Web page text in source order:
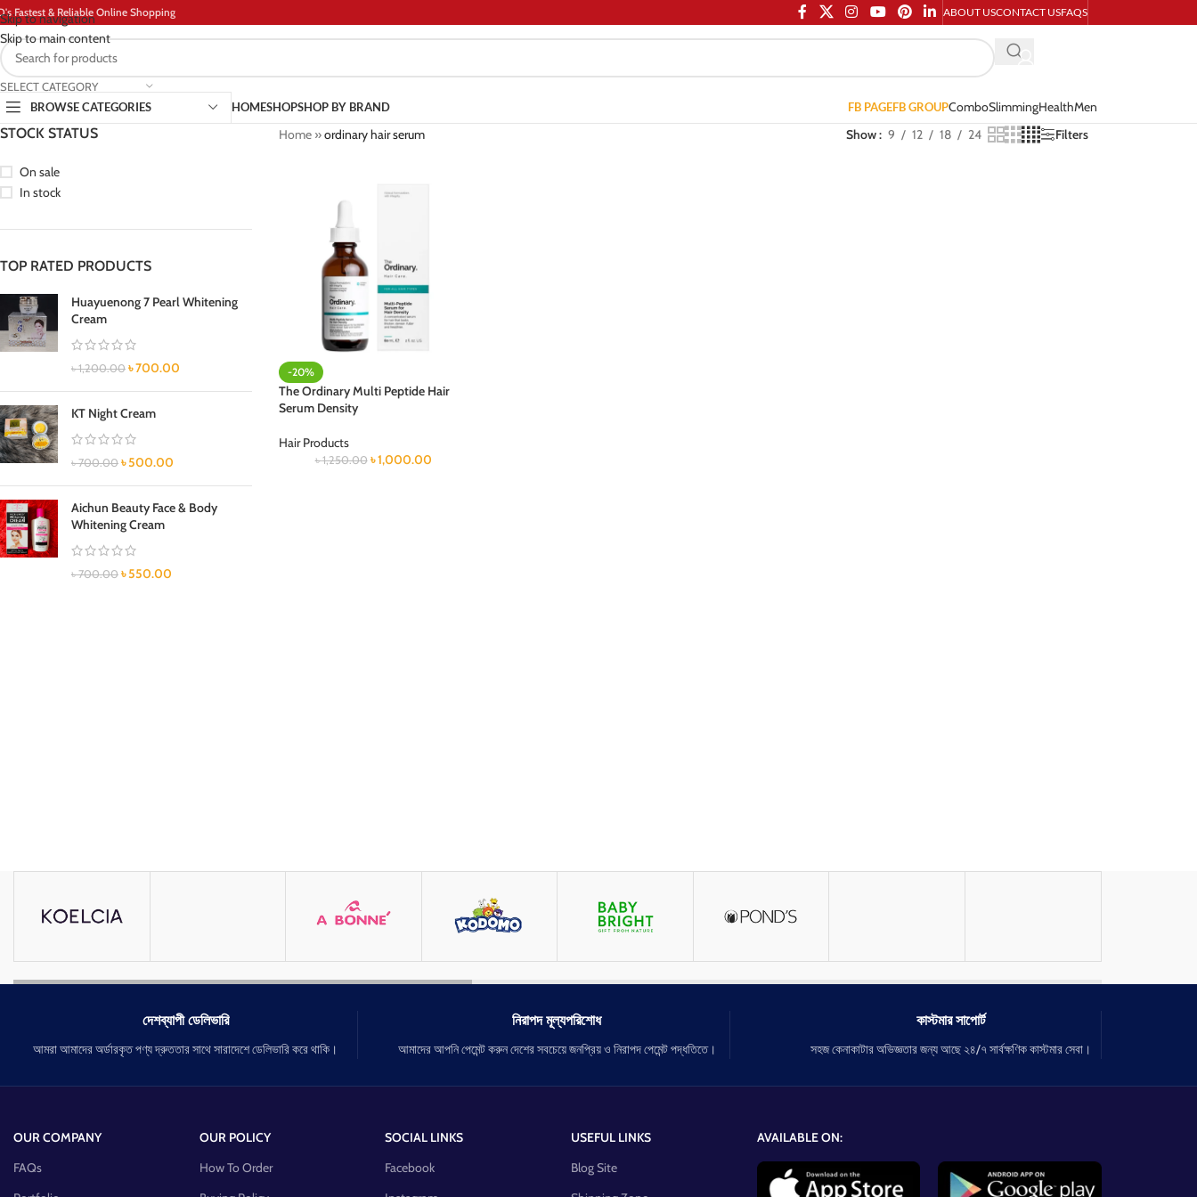
Skip to navigation
Skip to main content
Fastest & Reliable Online Shopping ABOUT USCONTACT USFAQS
SELECT CATEGORY
BROWSE CATEGORIES
HOMESHOPSHOP BY BRAND FB PAGEFB GROUPComboSlimmingHealthMen
STOCK STATUS
On sale
In stock
TOP RATED PRODUCTS
Huayuenong 7 Pearl Whitening
Cream
৳1,200.00 ৳700.00
KT Night Cream
৳700.00 ৳500.00
Aichun Beauty Face & Body
Whitening Cream
৳700.00 ৳550.00
Home»ordinary hair serum Show 9 12 18 24 Filters
-20%
The Ordinary Multi Peptide Hair
Serum Density
Hair Products
৳1,250.00 ৳1,000.00
দেশব্যাপী ডেলিভারি
আমরা আমাদের অর্ডারকৃত পণ্য দ্রুততার সাথে সারাদেশে ডেলিভারি করে থাকি।
নিরাপদ মূল্যপরিশোধ
আমাদের আপনি পেমেন্ট করুন দেশের সবচেয়ে জনপ্রিয় ও নিরাপদ পেমেন্ট পদ্ধতিতে।
কাস্টমার সাপোর্ট
সহজ কেনাকাটার অভিজ্ঞতার জন্য আছে ২৪/৭ সার্বক্ষণিক কাস্টমার সেবা।
OUR COMPANY
FAQs
OUR POLICY
How To Order
SOCIAL LINKS
Facebook
USEFUL LINKS
Blog Site
AVAILABLE ON: